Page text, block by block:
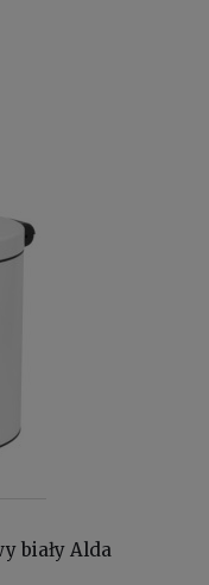
biały Alda